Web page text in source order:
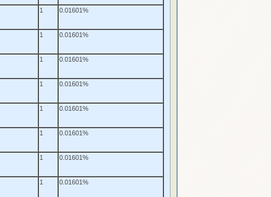
1 0.01601%
1 0.01601%
1 0.01601%
1 0.01601%
1 0.01601%
1 0.01601%
1 0.01601%
1 0.01601%